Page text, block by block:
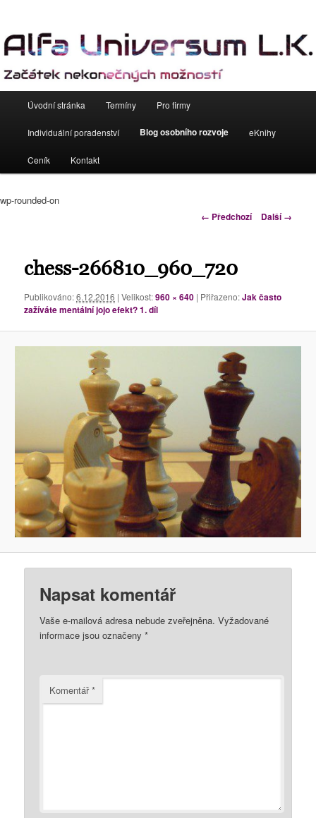
Alfa Universum L.K. s.r.o.
navigační
Přejít
k
hlavnímu
obsahu
Úvodní stránka Termíny Pro firmy
Individuální poradenství Blog osobního rozvoje eKnihy
Ceník Kontakt
wp-rounded-on
Navigace
← Předchozí Další →
chess-266810_960_720
Publikováno:6.12.2016 | Velikost:960 × 640 | Přiřazeno:Jak často
zažíváte mentální jojo efekt? 1. díl
Napsat komentář
Vaše e-mailová adresa nebude zveřejněna. Vyžadované
informace jsou označeny*
Komentář*